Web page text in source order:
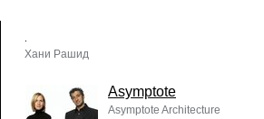
Хани Рашид
Asymptote
Asymptote Architecture